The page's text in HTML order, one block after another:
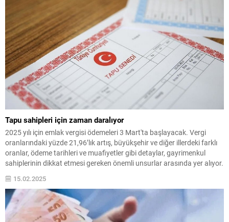
Tapu sahipleri için zaman daralıyor
2025 yılı için emlak vergisi ödemeleri 3 Mart'ta başlayacak. Vergi
oranlarındaki yüzde 21,96’lık artış, büyükşehir ve diğer illerdeki farklı
oranlar, ödeme tarihleri ve muafiyetler gibi detaylar, gayrimenkul
sahiplerinin dikkat etmesi gereken önemli unsurlar arasında yer alıyor.
15.02.2025